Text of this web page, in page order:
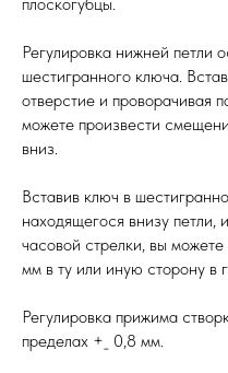
Регулировка нижней петли
шестигранного ключа.
отверстие и проворачивая
можете произвести
вниз.
Вставив ключ в
находящегося внизу петли,
часовой стрелки, вы
мм в ту или иную сторону в
Регулировка прижима
пределах +_ 0,8 мм.